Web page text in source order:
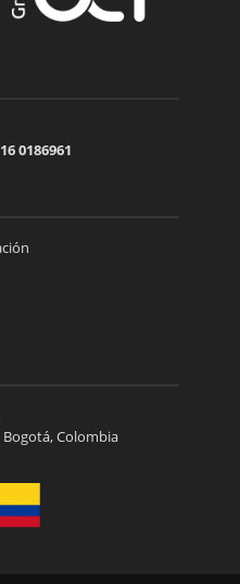
0186961
Bogotá, Colombia